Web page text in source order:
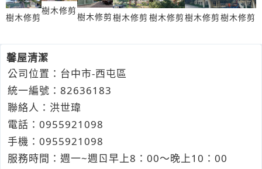
樹木修剪
樹木修剪
樹木修剪樹木修剪 樹木修剪樹木修剪樹木修剪
馨屋清潔
公司位置：台中市-西屯區
統一編號：82636183
聯絡人：洪世瑋
電話： 0955921 098
手機： 0955921 098
服務時間：週一~週ㄖ早上8：00～晚上10：00